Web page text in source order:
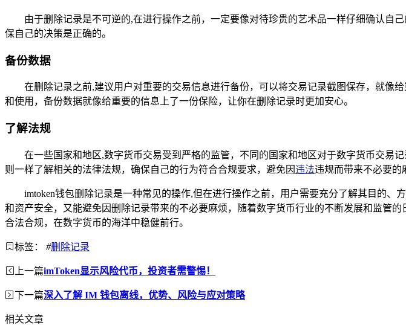
由于删除记录是不可逆的,在进行操作之前，一定要像对待珍贵的艺术品一样仔细确认自
保自己的决策是正确的。
备份数据
在删除记录之前,建议用户对重要的交易信息进行备份，可以将交易记录截图保存，就像
和使用，备份数据就像给重要的信息上了一份保险，让你在删除记录时更加安心。
了解法规
在一些国家和地区,数字货币交易受到严格的监管，不同的国家和地区对于数字货币交易
则一样了解相关的法律法规，确保自己的行为符合合规要求，避免因违法违规而带来不必要的
imtoken钱包删除记录是一种常见的操作,但在进行操作之前，用户需要充分了解其目的
和资产安全，又能避免因删除记录带来的不必要麻烦，随着数字货币行业的不断发展和监管
合法合规，在数字货币的海洋中稳健前行。
标签： #删除记录
上一篇imToken显示风险代币，投资者需警惕！
下一篇深入了解 IM 钱包离线，优势、风险与应对策略
相关文章